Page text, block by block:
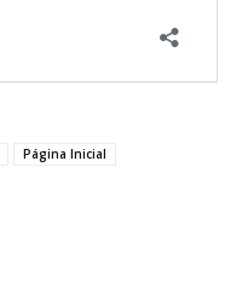
Página Inicial